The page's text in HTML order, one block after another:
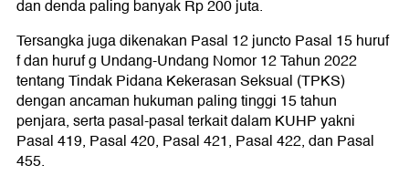
dan denda paling banyak Rp 200 juta.
Tersangka juga dikenakan Pasal 12 juncto Pasal 15 huruf
f dan huruf g Undang-Undang Nomor 12 Tahun 2022
tentang Tindak Pidana Kekerasan Seksual (TPKS)
dengan ancaman hukuman paling tinggi 15 tahun
penjara, serta pasal-pasal terkait dalam KUHP yakni
Pasal 419, Pasal 420, Pasal 421, Pasal 422, dan Pasal
455.